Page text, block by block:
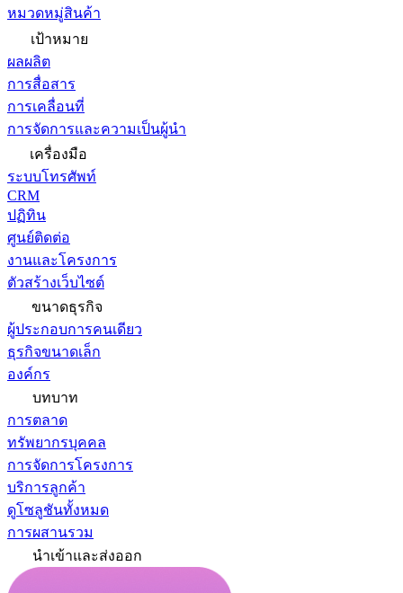
หมวดหมู่สินค้า
เป้าหมาย
ผลผลิต
การสื่อสาร
การเคลื่อนที่
การจัดการและความเป็นผู้นำ
เครื่องมือ
ระบบโทรศัพท์
CRM
ปฏิทิน
ศูนย์ติดต่อ
งานและโครงการ
ตัวสร้างเว็บไซต์
ขนาดธุรกิจ
ผู้ประกอบการคนเดียว
ธุรกิจขนาดเล็ก
องค์กร
บทบาท
การตลาด
ทรัพยากรบุคคล
การจัดการโครงการ
บริการลูกค้า
ดูโซลูชันทั้งหมด
การผสานรวม
นำเข้าและส่งออก